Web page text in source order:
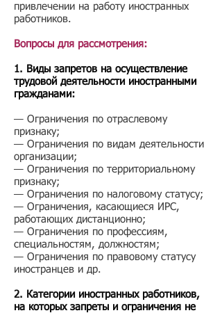
привлечении на работу иностранных
работников.
Вопросы для рассмотрения:
1. Виды запретов на осуществление
трудовой деятельности иностранными
гражданами:
— Ограничения по отраслевому
признаку;
— Ограничения по видам деятельности
организации;
— Ограничения по территориальному
признаку;
— Ограничения по налоговому статусу;
— Ограничения, касающиеся ИРС,
работающих дистанционно;
— Ограничения по профессиям,
специальностям, должностям;
— Ограничения по правовому статусу
иностранцев и др.
2. Категории иностранных работников,
на которых запреты и ограничения не